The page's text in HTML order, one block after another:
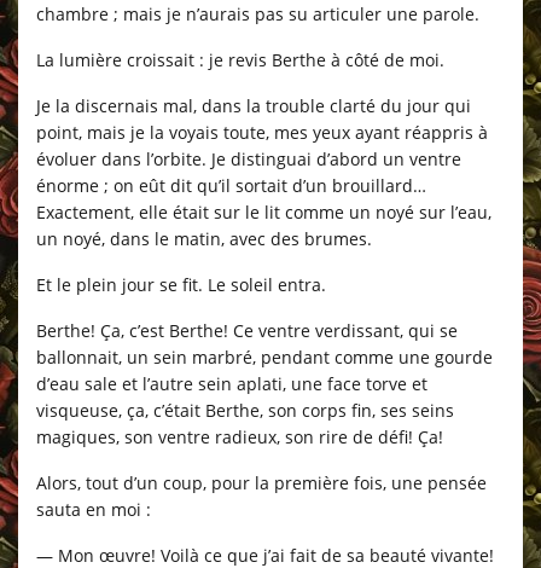
chambre ; mais je n’aurais pas su articuler une parole.
La lumière croissait : je revis Berthe à côté de moi.
Je la discernais mal, dans la trouble clarté du jour qui
point, mais je la voyais toute, mes yeux ayant réappris à
évoluer dans l’orbite. Je distinguai d’abord un ventre
énorme ; on eût dit qu’il sortait d’un brouillard…
Exactement, elle était sur le lit comme un noyé sur l’eau,
un noyé, dans le matin, avec des brumes.
Et le plein jour se fit. Le soleil entra.
Berthe! Ça, c’est Berthe! Ce ventre verdissant, qui se
ballonnait, un sein marbré, pendant comme une gourde
d’eau sale et l’autre sein aplati, une face torve et
visqueuse, ça, c’était Berthe, son corps fin, ses seins
magiques, son ventre radieux, son rire de défi! Ça!
Alors, tout d’un coup, pour la première fois, une pensée
sauta en moi :
— Mon œuvre! Voilà ce que j’ai fait de sa beauté vivante!